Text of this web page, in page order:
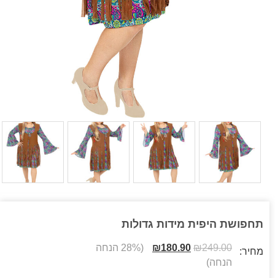
תחפושת היפית מידות גדולות
מחיר: ₪249.00
₪180.90
(28% הנחה
הנחה)